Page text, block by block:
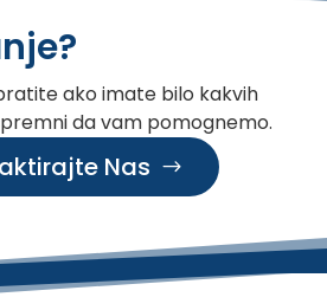
ako imate bilo kakvih
da vam pomognemo.
Nas